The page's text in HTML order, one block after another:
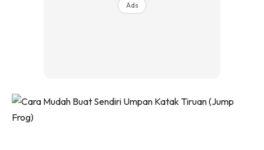
Ads